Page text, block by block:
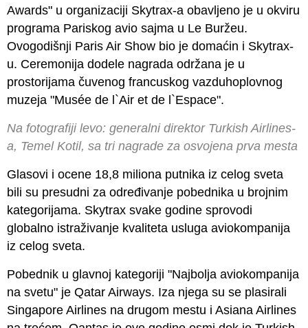
Awards" u organizaciji Skytrax-a obavljeno je u okviru
programa Pariskog avio sajma u Le Buržeu.
Ovogodišnji Paris Air Show bio je domaćin i Skytrax-
u. Ceremonija dodele nagrada održana je u
prostorijama čuvenog francuskog vazduhoplovnog
muzeja "Musée de l`Air et de l`Espace".
Na fotografiji levo: generalni direktor Turkish Airlines-
a, Temel Kotil, sa tri nagrade za osvojena prva mesta
Glasovi i ocene 18,8 miliona putnika iz celog sveta
bili su presudni za određivanje pobednika u brojnim
kategorijama. Skytrax svake godine sprovodi
globalno istraživanje kvaliteta usluga aviokompanija
iz celog sveta.
Pobednik u glavnoj kategoriji "Najbolja aviokompanija
na svetu" je Qatar Airways. Iza njega su se plasirali
Singapore Airlines na drugom mestu i Asiana Airlines